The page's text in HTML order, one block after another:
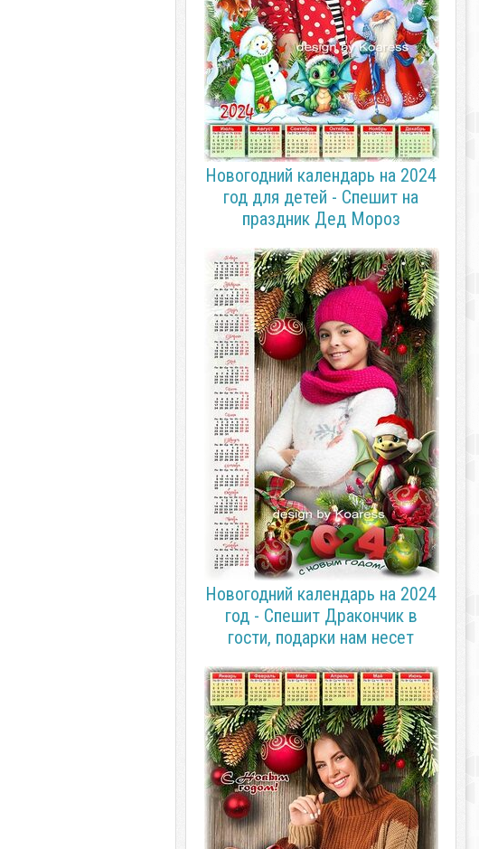
Новогодний календарь на 2024
год для детей - Спешит на
праздник Дед Мороз
Новогодний календарь на 2024
год - Спешит Дракончик в
гости, подарки нам несет